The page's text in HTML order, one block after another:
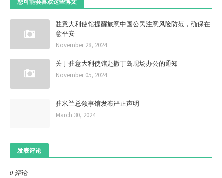
您可能会喜欢这些博文
驻意大利使馆提醒旅意中国公民注意风险防范，确保在
意平安
November 28, 2024
关于驻意大利使馆赴撒丁岛现场办公的通知
November 05, 2024
驻米兰总领事馆发布严正声明
March 30, 2024
发表评论
0 评论